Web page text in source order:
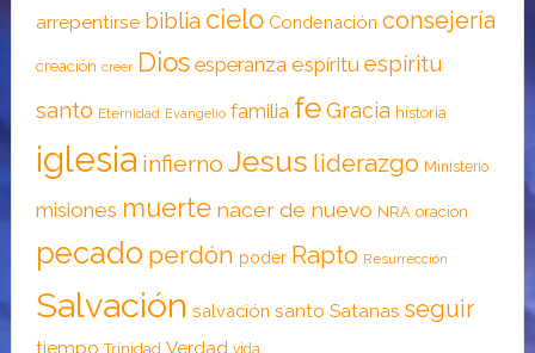
arrepentirse biblia cielo Condenación consejería
creación creer Dios esperanza espíritu espíritu
santo Eternidad Evangelio familia feGracia historia
iglesia infierno Jesus liderazgo Ministerio
misiones muerte nacer de nuevo NRA oracion
pecado perdón poder Rapto Resurrección
Salvación salvación santo Satanas seguir
tiempo Trinidad Verdad vida